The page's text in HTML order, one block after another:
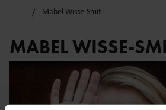
Mabel Wisse-Smit
MABEL WISSE-